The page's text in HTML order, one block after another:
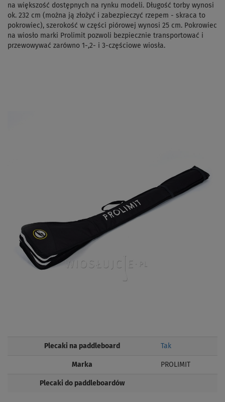
na większość dostępnych na rynku modeli. Długość torby wynosi
ok. 232 cm (można ją złożyć i zabezpieczyć rzepem - skraca to
pokrowiec), szerokość w części piórowej wynosi 25 cm. Pokrowiec
na wiosło marki Prolimit pozwoli bezpiecznie transportować i
przewowywać zarówno 1-,2- i 3-częściowe wiosła.
Plecaki na paddleboard Tak
Marka PROLIMIT
Plecaki do paddleboardów